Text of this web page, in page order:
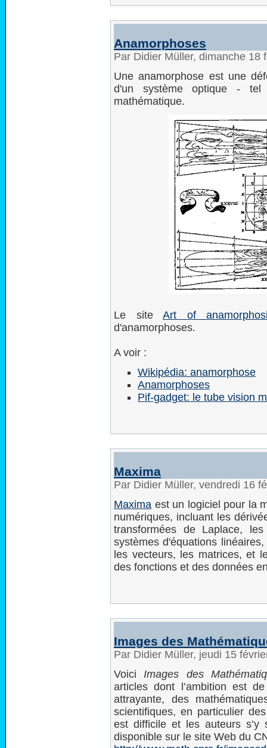
Anamorphoses
Par Didier Müller, dimanche 18
Une anamorphose est une
d'un système optique -
mathématique.
Le site Art of
d'anamorphoses.
A voir :
Wikipédia: anamorphose
Anamorphoses
Pif-gadget: le tube vision
Maxima
Par Didier Müller, vendredi 16
Maxima est un logiciel pour la
numériques, incluant les
transformées de Laplace,
systèmes d'équations
les vecteurs, les matrices, et
des fonctions et des données
Images des
Par Didier Müller, jeudi 15
VoiciImages des
articles dont l’ambition est
attrayante, des
scientifiques, en particulier
est difficile et les auteurs
disponible sur le site Web du